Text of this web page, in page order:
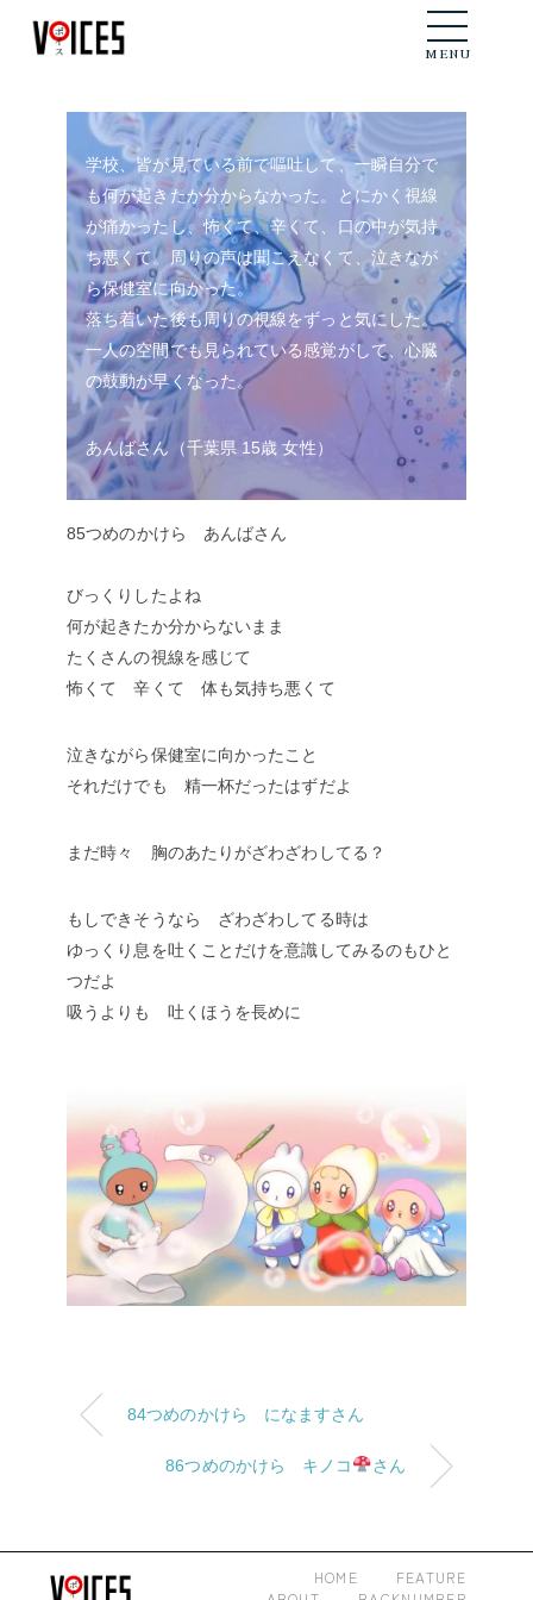
メニュー
MENU
学校、皆が見ている前で嘔吐して、一瞬自分で
も何が起きたか分からなかった。とにかく視線
が痛かったし、怖くて、辛くて、口の中が気持
ち悪くて。周りの声は聞こえなくて、泣きなが
ら保健室に向かった。
落ち着いた後も周りの視線をずっと気にした。
一人の空間でも見られている感覚がして、心臓
の鼓動が早くなった。
あんばさん（千葉県 15歳 女性）
85つめのかけら あんばさん
びっくりしたよね
何が起きたか分からないまま
たくさんの視線を感じて
怖くて 辛くて 体も気持ち悪くて
泣きながら保健室に向かったこと
それだけでも 精一杯だったはずだよ
まだ時々 胸のあたりがざわざわしてる？
もしできそうなら ざわざわしてる時は
ゆっくり息を吐くことだけを意識してみるのもひと
つだよ
吸うよりも 吐くほうを長めに
84つめのかけら になますさん
86つめのかけら キノコ さん
HOME
FEATURE